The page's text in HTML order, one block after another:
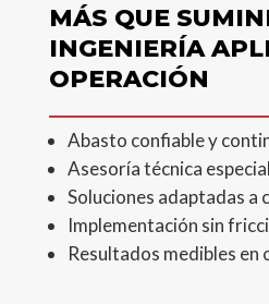
MÁS QUE
INGENIERÍA
OPERACIÓN
Abasto confiable y
Asesoría técnica
Soluciones adaptadas a
Implementación sin
Resultados medibles en